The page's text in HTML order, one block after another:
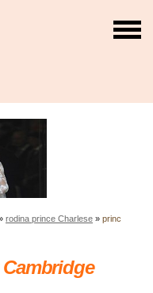
rodina prince Charlese » princ